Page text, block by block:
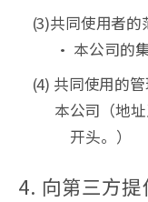
(3)共同使用者的
• 本公司的
(4) 共同使用的
本公司（地
开头。）
4. 向第三方